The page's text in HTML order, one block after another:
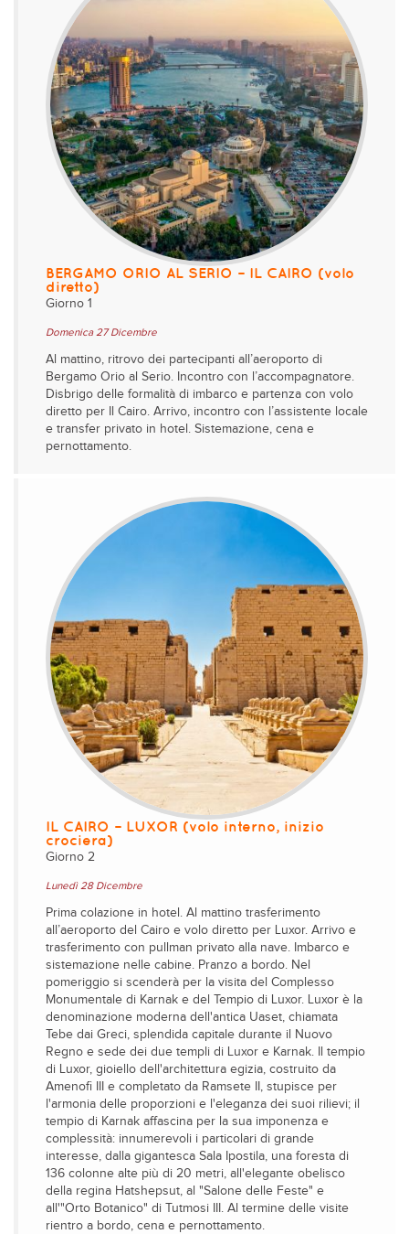
BERGAMO ORIO AL SERIO – IL CAIRO (volo
diretto)
Giorno 1
Domenica 27 Dicembre
Al mattino, ritrovo dei partecipanti all’aeroporto di
Bergamo Orio al Serio. Incontro con l’accompagnatore.
Disbrigo delle formalità di imbarco e partenza con volo
diretto per Il Cairo. Arrivo, incontro con l’assistente locale
e transfer privato in hotel. Sistemazione, cena e
pernottamento.
IL CAIRO – LUXOR (volo interno, inizio
crociera)
Giorno 2
Lunedì 28 Dicembre
Prima colazione in hotel. Al mattino trasferimento
all’aeroporto del Cairo e volo diretto per Luxor. Arrivo e
trasferimento con pullman privato alla nave. Imbarco e
sistemazione nelle cabine. Pranzo a bordo. Nel
pomeriggio si scenderà per la visita del Complesso
Monumentale di Karnak e del Tempio di Luxor. Luxor è la
denominazione moderna dell'antica Uaset, chiamata
Tebe dai Greci, splendida capitale durante il Nuovo
Regno e sede dei due templi di Luxor e Karnak. Il tempio
di Luxor, gioiello dell'architettura egizia, costruito da
Amenofi III e completato da Ramsete II, stupisce per
l'armonia delle proporzioni e l'eleganza dei suoi rilievi; il
tempio di Karnak affascina per la sua imponenza e
complessità: innumerevoli i particolari di grande
interesse, dalla gigantesca Sala Ipostila, una foresta di
136 colonne alte più di 20 metri, all'elegante obelisco
della regina Hatshepsut, al "Salone delle Feste" e
all'"Orto Botanico" di Tutmosi III. Al termine delle visite
rientro a bordo, cena e pernottamento.